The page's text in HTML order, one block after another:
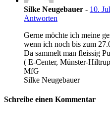
Silke Neugebauer - 10.
Antworten
Gerne möchte ich meine
wenn ich noch bis zum
Da sammelt man fleissig
( E-Center, Münster-
MfG
Silke Neugebauer
Schreibe einen Kommentar